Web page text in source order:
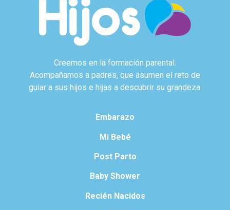
Creemos en la formación parental.
Acompañamos a padres, que asumen el reto de
guiar a sus hijos e hijas a descubrir su grandeza.
Embarazo
Mi Bebé
Post Parto
Baby Shower
Recién Nacidos